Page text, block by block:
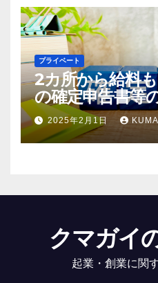
プライベート
2カ所から給料
の確定申告書等
6年；2024年分
2025年2月1日
クマガイ
起業・創業に関